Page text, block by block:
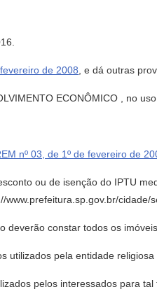
de 2008 , e dá outras
ECONÔMICO , no
nº 03, de 1º de fevereiro de
ou de isenção do IPTU
deverão constar todos os
utilizados pela entidade
pelos interessados para